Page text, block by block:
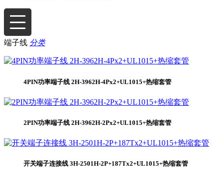
端子线 分类
4PIN功率端子线 2H-3962H-4Px2+UL1015+热缩套管
2PIN功率端子线 2H-3962H-2Px2+UL1015+热缩套管
开关端子连接线 3H-2501H-2P+187Tx2+UL1015+热缩套管